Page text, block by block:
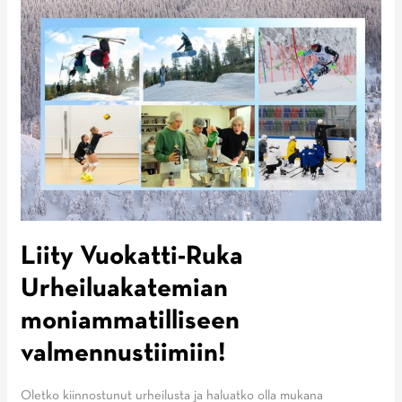
Liity Vuokatti-Ruka
Urheiluakatemian
moniammatilliseen
valmennustiimiin!
Oletko kiinnostunut urheilusta ja haluatko olla mukana